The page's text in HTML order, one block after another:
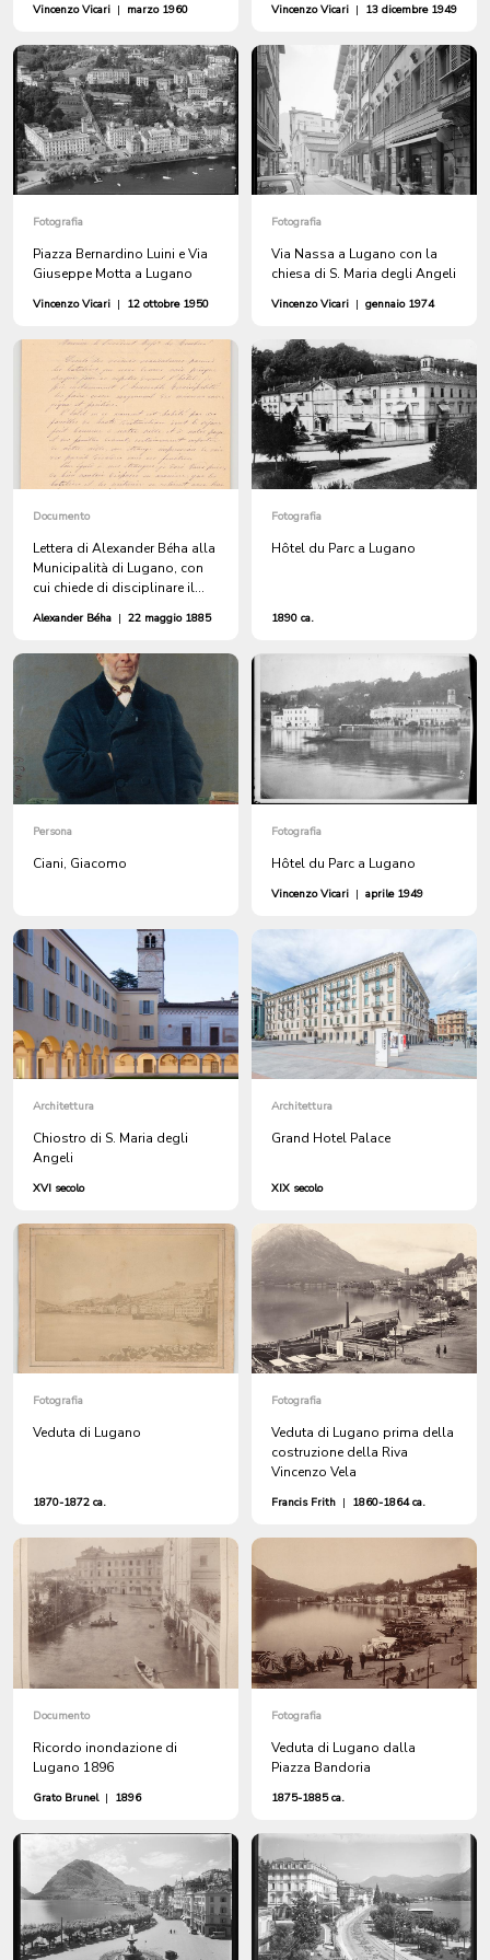
Vincenzo Vicari | marzo 1960 Vincenzo Vicari | 13 dicembre 1949
Fotografia
Piazza Bernardino Luini e Via
Giuseppe Motta a Lugano
Vincenzo Vicari | 12 ottobre 1950
Fotografia
Via Nassa a Lugano con la
chiesa di S. Maria degli Angeli
Vincenzo Vicari | gennaio 1974
Documento
Lettera di Alexander Béha alla
Municipalità di Lugano, con
cui chiede di disciplinare il
dei barcaioli
Alexander Béha | 22 maggio 1885
Fotografia
Hôtel du Parc a Lugano
1890 ca.
Persona
Ciani, Giacomo
Fotografia
Hôtel du Parc a Lugano
Vincenzo Vicari | aprile 1949
Architettura
Chiostro di S. Maria degli
Angeli
XVI secolo
Architettura
Grand Hotel Palace
XIX secolo
Fotografia
Veduta di Lugano
1870-1872 ca.
Fotografia
Veduta di Lugano prima della
costruzione della Riva
Vincenzo Vela
Francis Frith | 1860-1864 ca.
Documento
Ricordo inondazione di
Lugano 1896
Grato Brunel | 1896
Fotografia
Veduta di Lugano dalla
Piazza Bandoria
1875-1885 ca.